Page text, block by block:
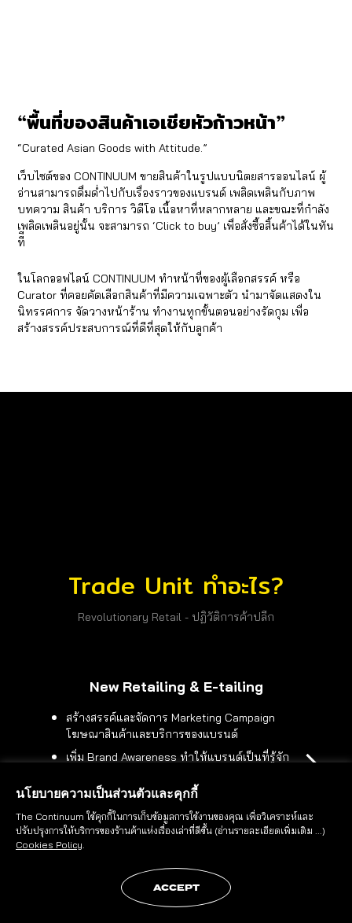
“พื้นที่ของสินค้าเอเชียหัวก้าวหน้า”
“Curated Asian Goods with Attitude.”
เว็บไซต์ของ CONTINUUM ขายสินค้าในรูปแบบนิตยสารออนไลน์ ผู้
อ่านสามารถดื่มด่ำไปกับเรื่องราวของแบรนด์ เพลิดเพลินกับภาพ
บทความ สินค้า บริการ วิดีโอ เนื้อหาที่หลากหลาย และขณะที่กำลัง
เพลิดเพลินอยู่นั้น จะสามารถ ‘Click to buy’ เพื่อสั่งซื้อสิ้นค้าได้ในทัน
ทีี
ในโลกออฟไลน์ CONTINUUM ทำหน้าที่ของผู้เลือกสรรค์ หรือ
Curator ที่คอยคัดเลือกสินค้าที่มีความเฉพาะตัว นำมาจัดแสดงใน
นิทรรศการ จัดวางหน้าร้าน ทำงานทุกขั้นตอนอย่างรัดกุม เพื่อ
สร้างสรรค์ประสบการณ์ที่ดีที่สุดให้กับลูกค้า
Trade Unit ทำอะไร?
Revolutionary Retail - ปฏิวัติการค้าปลีก
New Retailing & E-tailing
สร้างสรรค์และจัดการ Marketing Campaign
โฆษณาสินค้าและบริการของแบรนด์
เพิ่ม Brand Awareness ทำให้แบรนด์เป็นที่รู้จัก
ถึงกลุ่มลูกค้าผู้นำที่มีศักยภาพสูง
นำเทคโนโลยีใหม่มาใช้เป็นเครื่องมือทำ
Marketing Campaign, Email Marketing, Social
Media, Display/Search Advertising และอื่นๆ
นโยบายความเป็นส่วนตัวและคุกกี้
The Continuum ใช้คุกกี้ในการเก็บข้อมูลการใช้งานของคุณ เพื่อวิเคราะห์และ
ปรับปรุงการให้บริการของร้านค้าแห่งเรื่องเล่าที่ดีขึ้น (อ่านรายละเอียดเพิ่มเติม ...)
Cookies Policy.
ACCEPT